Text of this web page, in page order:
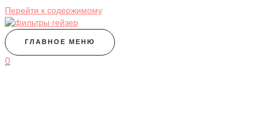
Перейти к содержимому
ГЛАВНОЕ МЕНЮ
0